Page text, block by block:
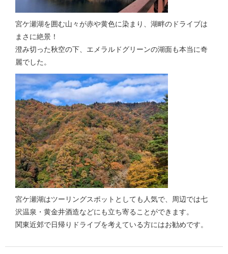
宮ケ瀬湖を囲む山々が赤や黄色に染まり、湖畔のドライブは
まさに絶景！
澄み切った秋空の下、エメラルドグリーンの湖面も本当に奇
麗でした。
宮ケ瀬湖はツーリングスポットとしても人気で、周辺では七
沢温泉・黄金井酒造などにも立ち寄ることができます。
関東近郊で日帰りドライブを考えている方にはお勧めです。